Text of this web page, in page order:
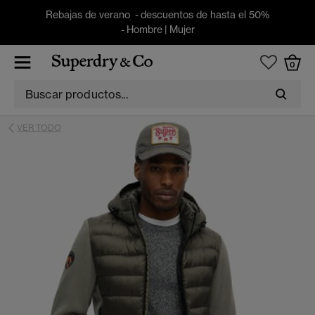
Rebajas de verano - descuentos de hasta el 50%
- Hombre| Mujer
0
VER TODO